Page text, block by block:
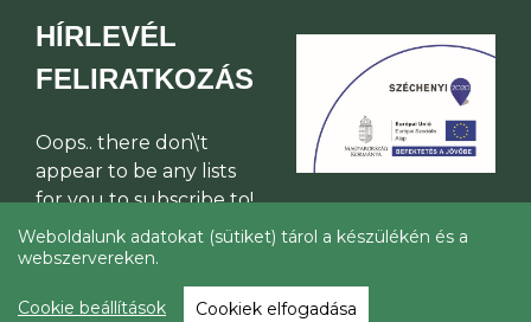
HÍRLEVÉL
FELIRATKOZÁS
Oops.. there don\'t
appear to be any lists
for you to subscribe to!
© Építési Vállalkozók Országos
Szakszövetsége 2026
Weboldalunk adatokat (sütiket) tárol a készülékén és a
webszervereken.
Cookie beállítások Cookiek elfogadása